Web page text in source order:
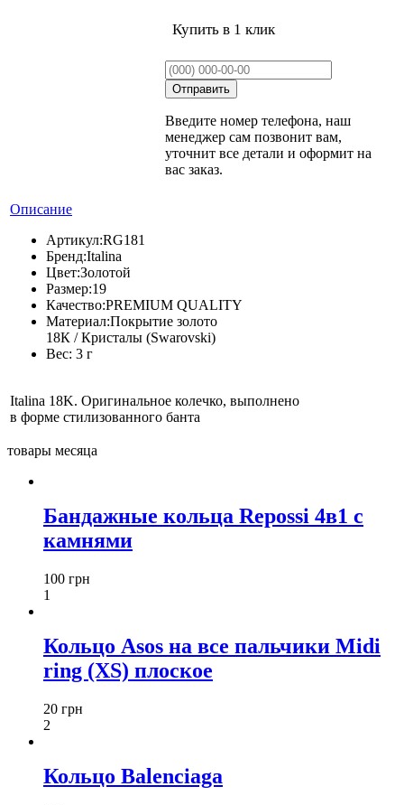
Купить в 1 клик
Введите номер телефона, наш
менеджер сам позвонит вам,
уточнит все детали и оформит на
вас заказ.
Описание
Артикул:RG181
Бренд:Italina
Цвет:Золотой
Размер:19
Качество:PREMIUM QUALITY
Материал:Покрытие золото
18К / Кристалы (Swarovski)
Вес: 3 г
Italina 18K. Оригинальное колечко, выполнено
в форме стилизованного банта
товары месяца
Бандажные кольца Repossi 4в1 с
камнями
100 грн
1
Кольцо Asos на все пальчики Midi
ring (XS) плоское
20 грн
2
Кольцо Balenciaga